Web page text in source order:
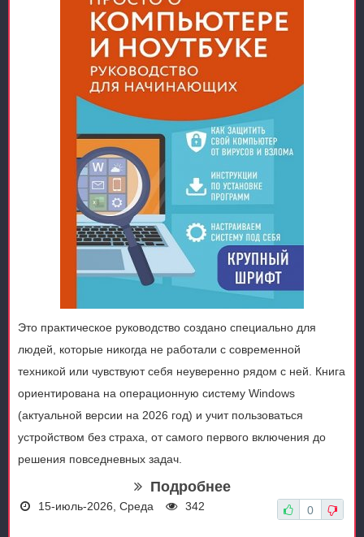
Это практическое руководство создано специально для
людей, которые никогда не работали с современной
техникой или чувствуют себя неуверенно рядом с ней. Книга
ориентирована на операционную систему Windows
(актуальной версии на 2026 год) и учит пользоваться
устройством без страха, от самого первого включения до
решения повседневных задач.
Подробнее
15-июль-2026, Среда 342 0